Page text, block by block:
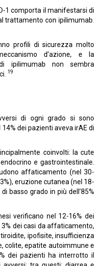
1 comporta il manifestarsi di
trattamento con ipilimumab.
profili di sicurezza molto
d’azione, e la
ipilimumab non sembra
19
di ogni grado si sono
dei pazienti aveva irAE di
coinvolti: la cute
e gastrointestinale.
affaticamento (nel 30-
eruzione cutanea (nel 18-
basso grado in più dell’85%
verificano nel 12-16% dei
dei casi da affaticamento,
ipofisite, insufficienza
colite, epatite autoimmune e
dei pazienti ha interrotto il